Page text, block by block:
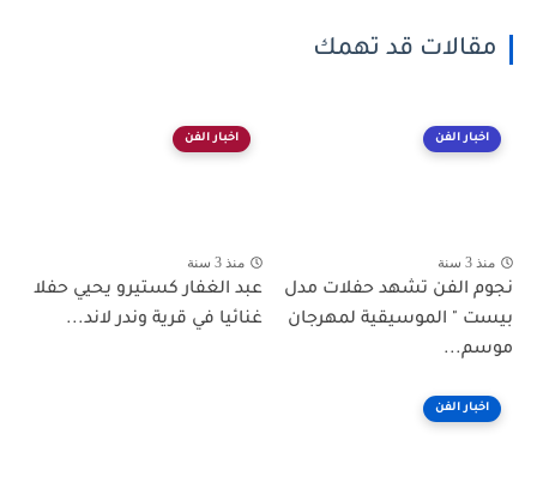
مقالات قد تهمك
اخبار الفن
منذ 3 سنة
نجوم الفن تشهد حفلات مدل
بيست " الموسيقية لمهرجان
موسم...
اخبار الفن
منذ 3 سنة
عبد الغفار كستيرو يحيي حفلا
غنائيا في قرية وندر لاند...
اخبار الفن